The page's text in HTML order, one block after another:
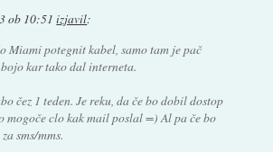
ob 10:51 izjavil:
Miami potegnit kabel, samo tam je pač
kar tako dal interneta.
čez 1 teden. Je reku, da če bo dobil dostop
mogoče clo kak mail poslal =) Al pa če bo
sms/mms.